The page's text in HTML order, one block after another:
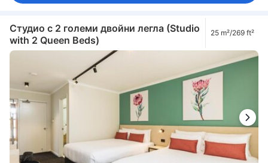
Студио с 2 големи двойни легла (Studio
with 2 Queen Beds)
25 m²/269 ft²